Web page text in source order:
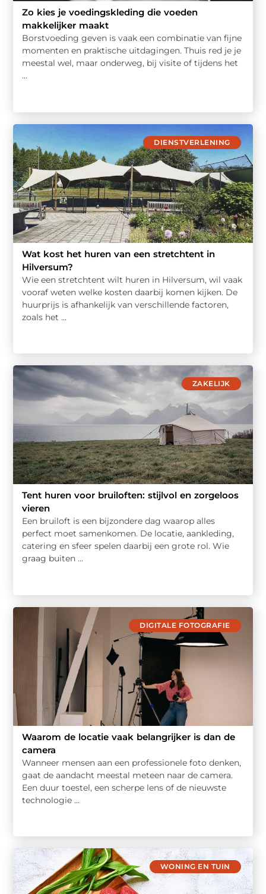
Zo kies je voedingskleding die voeden
makkelijker maakt
Borstvoeding geven is vaak een combinatie van fijne
momenten en praktische uitdagingen. Thuis red je je
meestal wel, maar onderweg, bij visite of tijdens het
...
DIENSTVERLENING
Wat kost het huren van een stretchtent in
Hilversum?
Wie een stretchtent wilt huren in Hilversum, wil vaak
vooraf weten welke kosten daarbij komen kijken. De
huurprijs is afhankelijk van verschillende factoren,
zoals het ...
ZAKELIJK
Tent huren voor bruiloften: stijlvol en zorgeloos
vieren
Een bruiloft is een bijzondere dag waarop alles
perfect moet samenkomen. De locatie, aankleding,
catering en sfeer spelen daarbij een grote rol. Wie
graag buiten ...
DIGITALE FOTOGRAFIE
Waarom de locatie vaak belangrijker is dan de
camera
Wanneer mensen aan een professionele foto denken,
gaat de aandacht meestal meteen naar de camera.
Een duur toestel, een scherpe lens of de nieuwste
technologie ...
WONING EN TUIN